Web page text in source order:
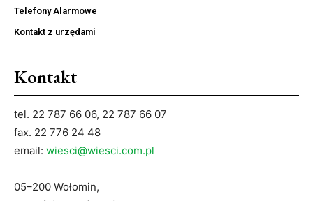
Telefony Alarmowe
Kontakt z urzędami
Kontakt
tel. 22 787 66 06, 22 787 66 07
fax. 22 776 24 48
email: wiesci@wiesci.com.pl
05–200 Wołomin,